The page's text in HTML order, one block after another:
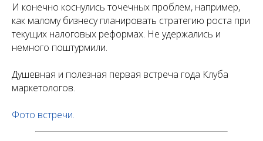
И конечно коснулись точечных проблем, например,
как малому бизнесу планировать стратегию роста при
текущих налоговых реформах. Не удержались и
немного поштурмили.
Душевная и полезная первая встреча года Клуба
маркетологов.
Фото встречи.